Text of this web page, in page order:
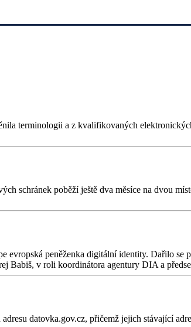
terminologii a z kvalifikovaných
schránek poběží ještě dva měsíce na dvou
evropská peněženka digitální identity. Dařilo
Babiš, v roli koordinátora agentury DIA a
datovka.gov.cz, přičemž jejich stávající